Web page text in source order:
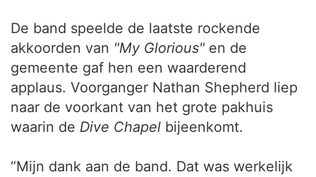
De band speelde de laatste rockende
akkoorden van "My Glorious" en de
gemeente gaf hen een waarderend
applaus. Voorganger Nathan Shepherd liep
naar de voorkant van het grote pakhuis
waarin de Dive Chapel bijeenkomt.
“Mijn dank aan de band. Dat was werkelijk